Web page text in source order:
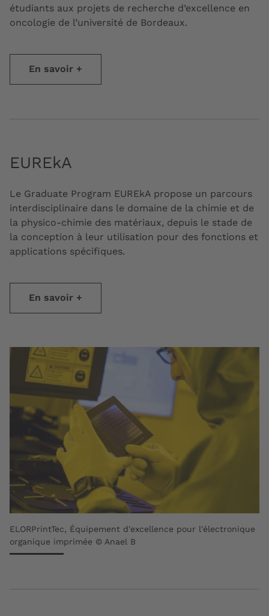
étudiants aux projets de recherche d’excellence en
oncologie de l’université de Bordeaux.
En savoir +
EUREkA
Le Graduate Program EUREkA propose un parcours
interdisciplinaire dans le domaine de la chimie et de
la physico-chimie des matériaux, depuis le stade de
la conception à leur utilisation pour des fonctions et
applications spécifiques.
En savoir +
ELORPrintTec, Équipement d'excellence pour l'électronique
organique imprimée © Anael B